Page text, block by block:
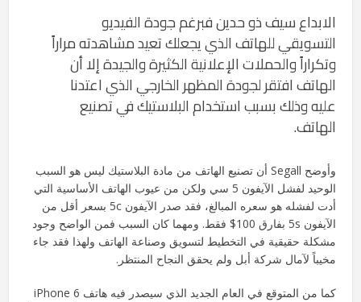
الابداع سيف ذو حدين فبرغم جودة الفيديو
التسويقي للهاتف الذي يجعلك تعيد مشاهدته مراراً
وتكراراً والحملات الإعلانية الكثيرة والجيدة إلا أن
الهاتف افتقر لجودة المظهر الخارجي الذي اعتدنا
عليه وذلك بسبب استخدام البلاستيك في تصنيع
الهاتف.
وأوضح Segall أن تصنيع الهاتف من مادة البلاستيك ليس هو السبب
الوحيد لفشل الآيفون 5 سي ولكن من عيوب الهاتف الأساسية التي
أدت لفشله هو سعره المبالغ، فقد صدر الآيفون 5c بسعر أقل من
الآيفون 5s بفارق 100$ فقط. ومهما كان السبب فمن الواضح وجود
مشكلة حقيقية في التخطيط لتسويق وصناعة الهاتف ولهذا فقد جاء
مخيباً لآمال شركة أبل ولم يحقق النجاح المنتظر.
كما من المتوقع في العام الجديد الذي سيصدر فيه هاتف iPhone 6